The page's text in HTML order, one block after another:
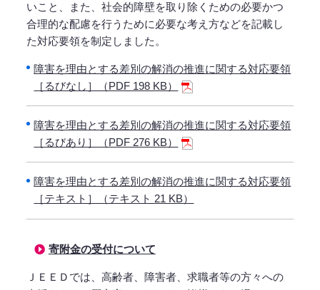
いこと、また、社会的障壁を取り除くための必要かつ
合理的な配慮を行うために必要な考え方などを記載し
た対応要領を制定しました。
障害を理由とする差別の解消の推進に関する対応要領
［るびなし］（PDF 198 KB）
障害を理由とする差別の解消の推進に関する対応要領
［るびあり］（PDF 276 KB）
障害を理由とする差別の解消の推進に関する対応要領
［テキスト］（テキスト 21 KB）
寄附金の受付について
ＪＥＥＤでは、高齢者、障害者、求職者等の方々への